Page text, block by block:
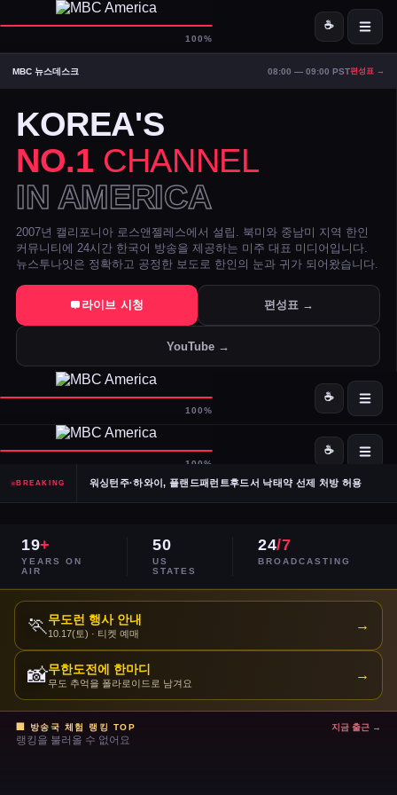
100%
☕
KOREA'S
NO.1 CHANNEL
IN AMERICA
2007년 캘리포니아 로스앤젤레스에서 설립. 북미와 중남미 지역 한인
커뮤니티에 24시간 한국어 방송을 제공하는 미주 대표 미디어입니다.
뉴스투나잇은 정확하고 공정한 보도로 한인의 눈과 귀가 되어왔습니다.
라이브 시청 편성표 →
YouTube →
MBC America
ON AIR — LIVE 15:25
MBC 뉴스데스크 08:00 — 09:00 PST편성표 →
BREAKING
트럼프 DOJ 반무기화 기금 — 1·6 폭동 피고인들 감옥에서 배상금으
美 시카고·신시내티 등 10개 도시 시장, 유럽과 민주주의 수호 협약
전직 검사 연방 기소 — 잭 스미스 보고서 개인 이메일로 유출 혐의
SpaceX·OpenAI, IPO 계획 공식 확인… 시장 기대감 고조
Meta, 전체 인력 10% 감원 후 수천 명을 AI 사업부로 재배치
워싱턴주·하와이, 플랜드패런트후드서 낙태약 선제 처방 허용
이란, 호르무즈 해협 '통제 해양 구역' 선언… 긴장 고조
민주당 전국위, 2024년 선거 검토 보고서 '불완전·검증 불가' 판정
주거비 계속 상승 — 임차인·주택 구매자 모두 부담 가중
이스라엘, 레바논 휴전 연장 합의 후에도 공격 지속
19+
YEARS ON
AIR
50
US
STATES
24/7
BROADCASTING
🏃 무도런 행사 안내
10.17(토) · 티켓 예매
→
📸무한도전에 한마디
무도 추억을 폴라로이드로 남겨요
→
🏢 방송국 체험 랭킹 TOP 지금 출근 →
랭킹을 불러올 수 없어요